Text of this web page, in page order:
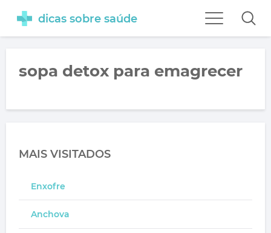
dicas sobre saúde
sopa detox para emagrecer
MAIS VISITADOS
Enxofre
Anchova